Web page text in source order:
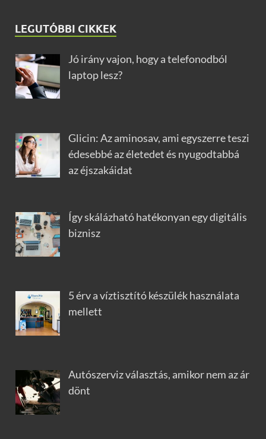
LEGUTÓBBI CIKKEK
Jó irány vajon, hogy a telefonodból
laptop lesz?
Glicin: Az aminosav, ami egyszerre teszi
édesebbé az életedet és nyugodtabbá
az éjszakáidat
Így skálázható hatékonyan egy digitális
biznisz
5 érv a víztisztító készülék használata
mellett
Autószerviz választás, amikor nem az ár
dönt